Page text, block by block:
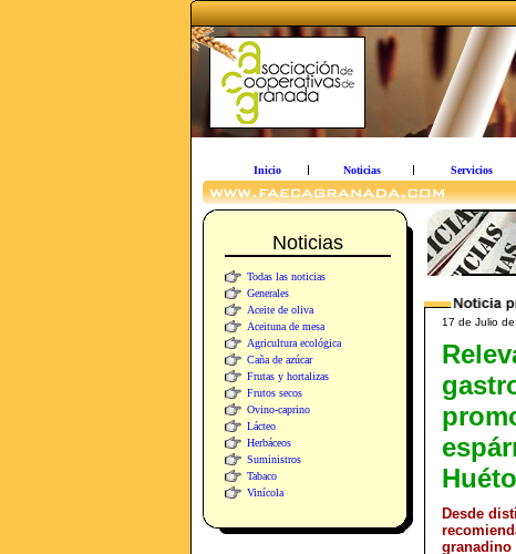
Inicio Noticias Servicios
Noticias
Todas las noticias
Generales
Aceite de oliva
Aceituna de mesa
Agricultura ecológica
Caña de azúcar
Frutas y hortalizas
Frutos secos
Ovino-caprino
Lácteo
Herbáceos
Suministros
Tabaco
Vinícola
17 de Julio
Desde
granadino